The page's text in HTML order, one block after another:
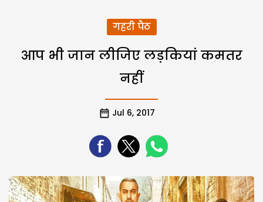
गहरी पैठ
आप भी जान लीजिए लड़कियां कमतर
नहीं
Jul 6, 2017